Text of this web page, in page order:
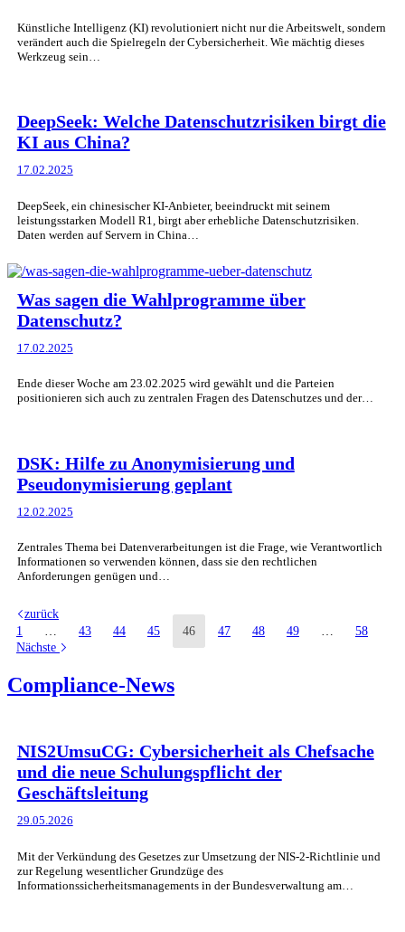
Künstliche Intelligenz (KI) revolutioniert nicht nur die Arbeitswelt, sondern
verändert auch die Spielregeln der Cybersicherheit. Wie mächtig dieses
Werkzeug sein…
DeepSeek: Welche Datenschutzrisiken birgt die
KI aus China?
17.02.2025
DeepSeek, ein chinesischer KI-Anbieter, beeindruckt mit seinem
leistungsstarken Modell R1, birgt aber erhebliche Datenschutzrisiken.
Daten werden auf Servern in China…
Was sagen die Wahlprogramme über
Datenschutz?
17.02.2025
Ende dieser Woche am 23.02.2025 wird gewählt und die Parteien
positionieren sich auch zu zentralen Fragen des Datenschutzes und der…
DSK: Hilfe zu Anonymisierung und
Pseudonymisierung geplant
12.02.2025
Zentrales Thema bei Datenverarbeitungen ist die Frage, wie Verantwortlich
Informationen so verwenden können, dass sie den rechtlichen
Anforderungen genügen und…
zurück
1
43 44 45 46 47 48 49
58
Nächste
Compliance-News
NIS2UmsuCG: Cybersicherheit als Chefsache
und die neue Schulungspflicht der
Geschäftsleitung
29.05.2026
Mit der Verkündung des Gesetzes zur Umsetzung der NIS-2-Richtlinie und
zur Regelung wesentlicher Grundzüge des
Informationssicherheitsmanagements in der Bundesverwaltung am…